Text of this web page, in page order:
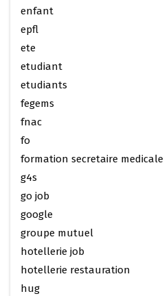
enfant
epfl
ete
etudiant
etudiants
fegems
fnac
fo
formation secretaire medicale
g4s
go job
google
groupe mutuel
hotellerie job
hotellerie restauration
hug